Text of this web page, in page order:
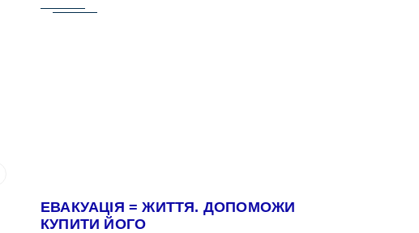
ЕВАКУАЦІЯ = ЖИТТЯ. ДОПОМОЖИ
КУПИТИ ЙОГО